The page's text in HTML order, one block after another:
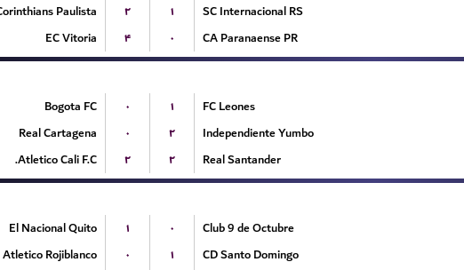
Paulista
۲ ۱ SC Internacional RS
EC Vitoria
۴ ۰ CA Paranaense PR
Bogota FC
۰ ۱ FC Leones
Real Cartagena
۰ ۲ Independiente Yumbo
Atletico Cali F.C.
۲ ۲ Real Santander
El Nacional Quito
۱ ۰ Club 9 de Octubre
Atletico Rojiblanco
۰ ۱ CD Santo Domingo